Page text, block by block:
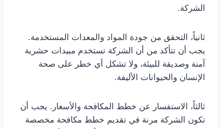
الشركة.
ثانياً، التحقق من جودة المواد والمعدات المستخدمة.
يجب أن تتأكد من أن الشركة تستخدم مبيدات حشرية
آمنة وصديقة للبيئة، ولا تشكل أي خطر على صحة
الإنسان والحيوانات الأليفة.
ثالثاً، الاستفسار عن خطط المكافحة والأسعار. يجب أن
تكون الشركة مرنة في تقديم خطط مكافحة مخصصة